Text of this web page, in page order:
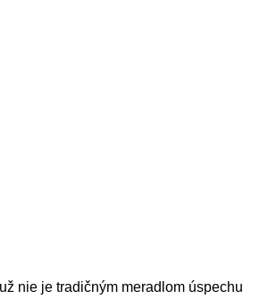
nie je tradičným meradlom úspechu